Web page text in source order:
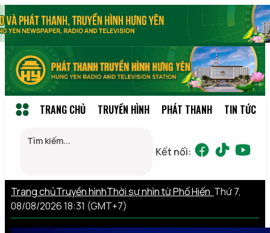
TRANG CHỦ TRUYỀN HÌNH PHÁT THANH TIN TỨC
Kết nối:
Trang chủTruyền hìnhThời sự nhìn từ Phố Hiến Thứ 7,
08/08/2026 18:31 (GMT+7)